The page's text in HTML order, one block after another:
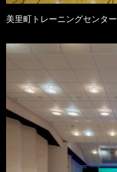
美里町トレーニングセンター